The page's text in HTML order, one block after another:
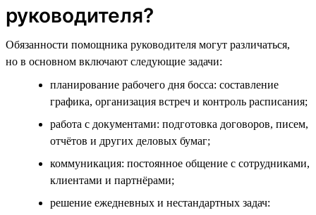
руководителя?
Обязанности помощника руководителя могут различаться,
но в основном включают следующие задачи:
планирование рабочего дня босса: составление
графика, организация встреч и контроль расписания;
работа с документами: подготовка договоров, писем,
отчётов и других деловых бумаг;
коммуникация: постоянное общение с сотрудниками,
клиентами и партнёрами;
решение ежедневных и нестандартных задач: